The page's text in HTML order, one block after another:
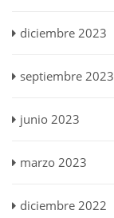
diciembre 2023
septiembre 2023
junio 2023
marzo 2023
diciembre 2022